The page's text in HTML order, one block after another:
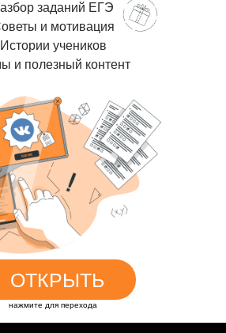
заданий ЕГЭ
и мотивация
Истории учеников
и полезный контент
нажмите для перехода
ОТКРЫТЬ